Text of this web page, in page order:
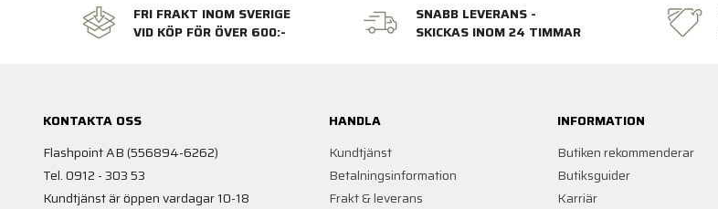
FRI FRAKT INOM SVERIGE
VID KÖP FÖR ÖVER 600:-
SNABB LEVERANS -
SKICKAS INOM 24 TIMMAR
KONTAKTA OSS
Flashpoint AB (556894-6262)
Tel. 0912 - 303 53
Kundtjänst är öppen vardagar 10-18
HANDLA
Kundtjänst
Betalningsinformation
Frakt & leverans
INFORMATION
Butiken rekommenderar
Butiksguider
Karriär